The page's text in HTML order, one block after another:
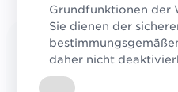
GLEICH ZU EINEM
Daten für
Grundfunktionen der
Sie dienen der
daher nicht